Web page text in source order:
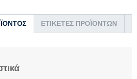
ΕΤΙΚΈΤΕΣ ΠΡΟΪΌΝΤΩΝ